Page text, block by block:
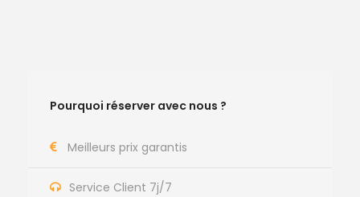
Pourquoi réserver avec nous ?
Meilleurs prix garantis
Service Client 7j/7